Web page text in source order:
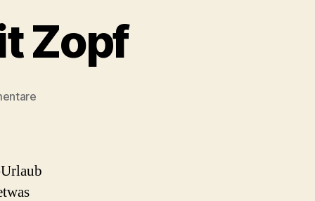
Zopf
zu
Ulli
mit